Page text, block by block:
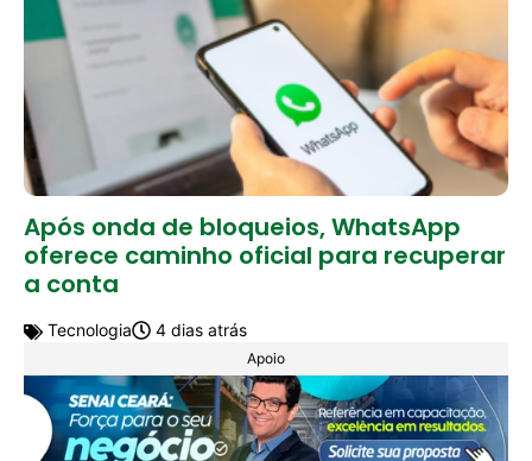
Após onda de bloqueios, WhatsApp
oferece caminho oficial para recuperar
a conta
Tecnologia 4 dias atrás
Apoio